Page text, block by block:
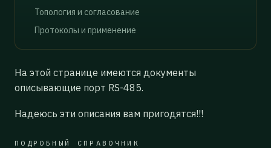
Топология и согласование
Протоколы и применение
На этой странице имеются документы
описывающие порт RS-485.
Надеюсь эти описания вам пригодятся!!!
ПОДРОБНЫЙ СПРАВОЧНИК